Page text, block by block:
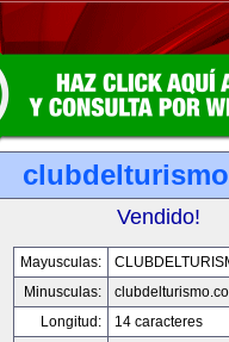
Vendido!
Mayusculas:
Minusculas:
Longitud:
14 caracteres